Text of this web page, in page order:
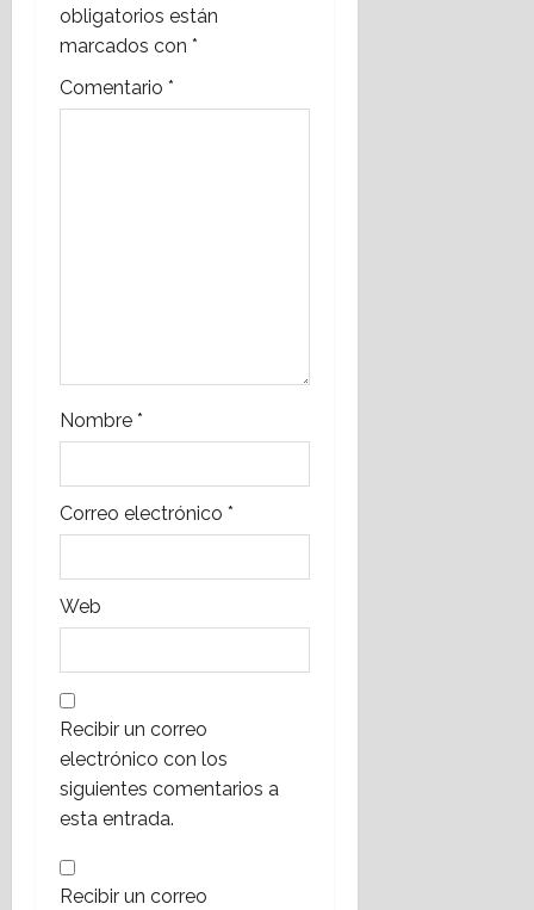
n
d
a
d
a
s
obligatorios están
marcados con *
Comentario *
Nombre *
Correo electrónico *
Web
Recibir un correo
electrónico con los
siguientes comentarios a
esta entrada.
Recibir un correo